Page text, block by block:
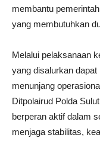
membantu
yang membutuhkan
Melalui pelaksanaan
yang disalurkan
menunjang
Ditpolairud Polda
berperan aktif dalam
menjaga stabilitas,